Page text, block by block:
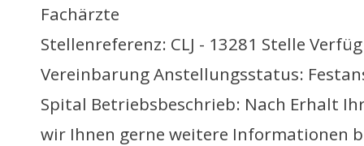
Fachärzte
Stellenreferenz: CLJ - 13281 Stelle
Vereinbarung Anstellungsstatus:
Spital Betriebsbeschrieb: Nach Erhalt
wir Ihnen gerne weitere Informationen